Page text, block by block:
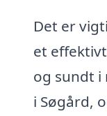
Det er
et
og sundt
i Søgård,